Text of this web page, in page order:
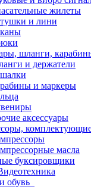
жилеты
и лини
шланги,
и держатели
и маркеры
аксессуары
масла
буксировщики
обувь